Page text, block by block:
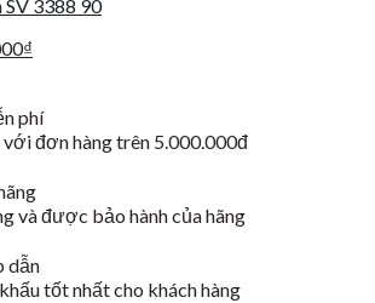
SV 3388 90
₫
là:
3,888,000₫.
phí
đơn hàng trên 5.000.000đ
và được bảo hành của hãng
dẫn
tốt nhất cho khách hàng